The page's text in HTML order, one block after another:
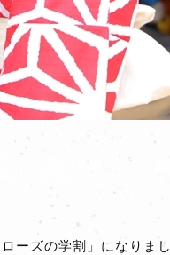
ーズの学割」になりまし